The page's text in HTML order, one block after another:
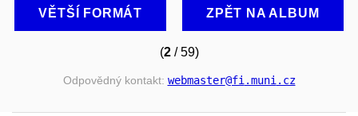
VĚTŠÍ FORMÁT ZPĚT NA ALBUM
(2/ 59)
Odpovědný kontakt: webmaster@fi.muni.cz